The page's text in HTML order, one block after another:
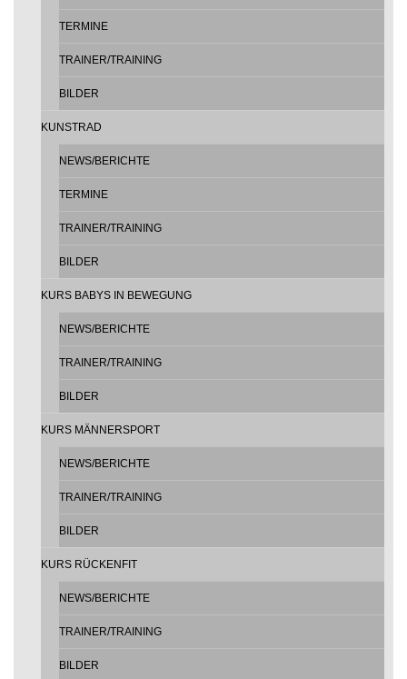
TERMINE
TRAINER/TRAINING
BILDER
KUNSTRAD
NEWS/BERICHTE
TERMINE
TRAINER/TRAINING
BILDER
KURS BABYS IN BEWEGUNG
NEWS/BERICHTE
TRAINER/TRAINING
BILDER
KURS MÄNNERSPORT
NEWS/BERICHTE
TRAINER/TRAINING
BILDER
KURS RÜCKENFIT
NEWS/BERICHTE
TRAINER/TRAINING
BILDER